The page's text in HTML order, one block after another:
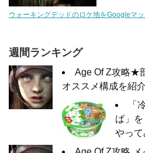
ウォーキングデッドのロケ地をGoogleマ
週間ランキング
Age Of Z攻略★
オススメ構成を紹介
「
ば」
やって